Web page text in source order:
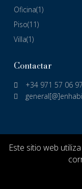
Oficina(1)
Piso(11)
Villa(1)
Contactar
+34 971 57 06 97
Este sitio web